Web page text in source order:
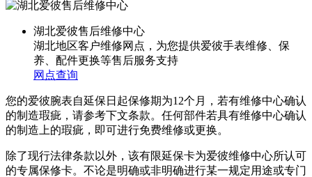
湖北爱彼售后维修中心
湖北地区客户维修网点，为您提供爱彼手表维修、保
养、配件更换等售后服务支持
网点查询
您的爱彼腕表自延保日起保修期为12个月，若有维修中心确认
的制造瑕疵，请参考下文条款。任何部件若具有维修中心确认
的制造上的瑕疵，即可进行免费维修或更换。
除了现行法律条款以外，该有限延保卡为爱彼维修中心所认可
的专属保修卡。不论是明确或非明确进行某一规定用途或专门